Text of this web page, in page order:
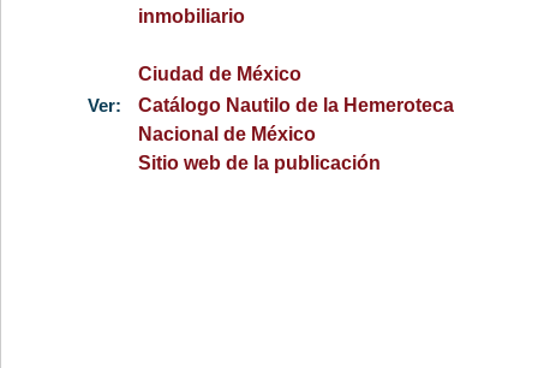
inmobiliario
Ciudad de México
Ver:
Catálogo Nautilo de la Hemeroteca
Nacional de México
Sitio web de la publicación